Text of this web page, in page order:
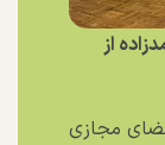
از
مجازی